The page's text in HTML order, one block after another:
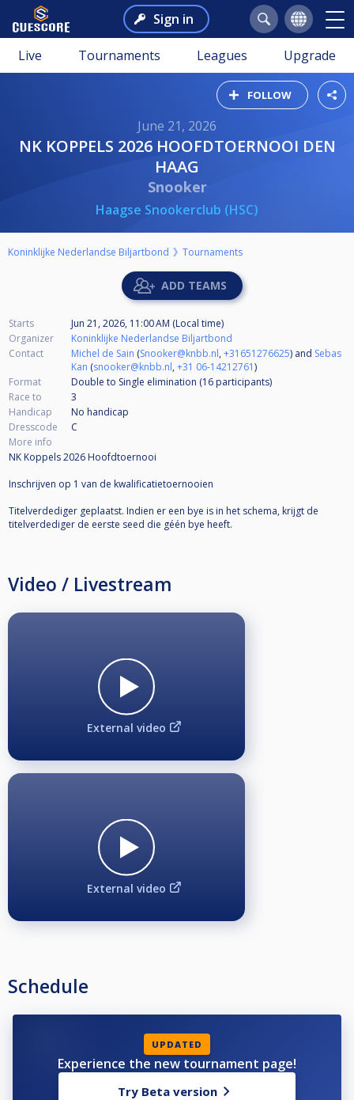
Sign in
Live Tournaments Leagues Upgrade
FOLLOW
June 21, 2026
NK KOPPELS 2026 HOOFDTOERNOOI DEN
HAAG
Snooker
Haagse Snookerclub (HSC)
Koninklijke Nederlandse Biljartbond Tournaments
ADD TEAMS
Starts
Jun 21, 2026, 11:00 AM (Local time)
Organizer
Koninklijke Nederlandse Biljartbond
Contact
Michel de Sain (Snooker@knbb.nl,+31651276625) and Sebas
Kan (snooker@knbb.nl,+31 06-14212761)
Format
Double to Single elimination (16 participants)
Race to
3
Handicap
No handicap
Dresscode
C
More info
NK Koppels 2026 Hoofdtoernooi
Inschrijven op 1 van de kwalificatietoernooien
Titelverdediger geplaatst. Indien er een bye is in het schema, krijgt de
titelverdediger de eerste seed die géén bye heeft.
Video / Livestream
External video
External video
Schedule
UPDATED
Experience the new tournament page!
Try Beta version